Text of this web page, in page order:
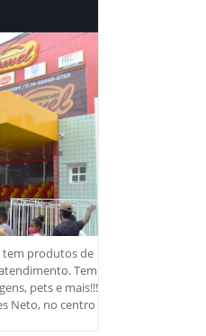
tem produtos de
Tem
pets e mais!!!
Neto, no centro